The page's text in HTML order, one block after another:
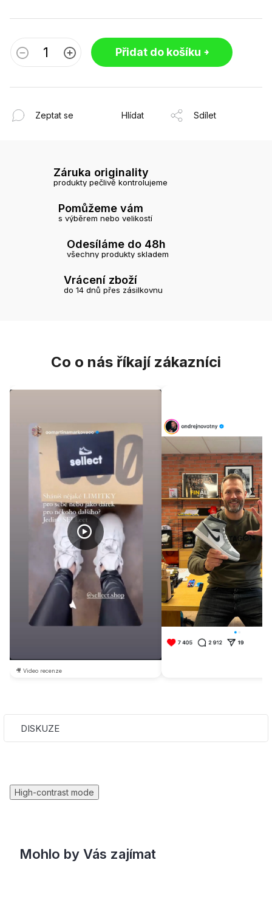
Přidat do košíku
Zeptat se Hlídat Sdílet
Záruka originality
produkty pečlivě kontrolujeme
Pomůžeme vám
s výběrem nebo velikostí
Odesíláme do 48h
všechny produkty skladem
Vrácení zboží
do 14 dnů přes zásilkovnu
Co o nás říkají zákazníci
🎥 Video recenze
DISKUZE
High-contrast mode